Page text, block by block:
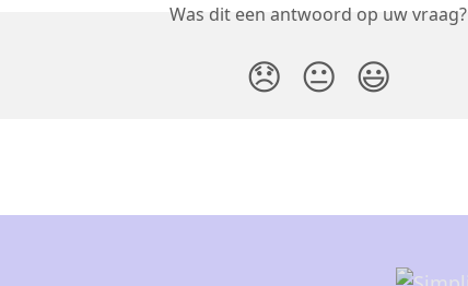
Was dit een antwoord op uw vraag?
😞 😐 😃